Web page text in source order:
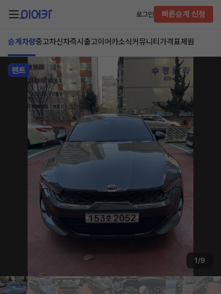
로그인 빠른승계 신청
승계차량중고차신차즉시출고이어카소식커뮤니티 가격표제원
렌트
1/9